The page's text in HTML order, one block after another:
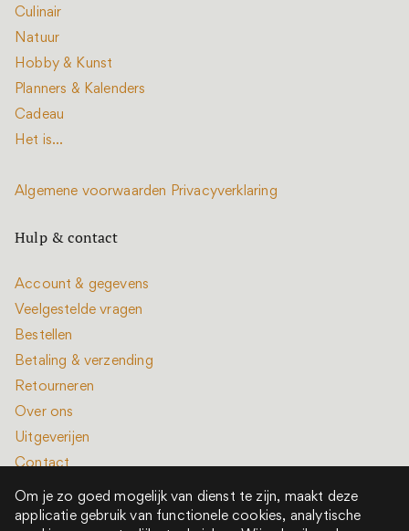
Culinair
Natuur
Hobby & Kunst
Planners & Kalenders
Cadeau
Het is...
Algemene voorwaarden Privacyverklaring
Hulp & contact
Account & gegevens
Veelgestelde vragen
Bestellen
Betaling & verzending
Retourneren
Over ons
Uitgeverijen
Contact
Om je zo goed mogelijk van dienst te zijn, maakt deze
applicatie gebruik van functionele cookies, analytische